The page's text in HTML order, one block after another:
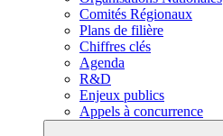
Comités Régionaux
Plans de filière
Chiffres clés
Agenda
R&D
Enjeux publics
Appels à concurrence